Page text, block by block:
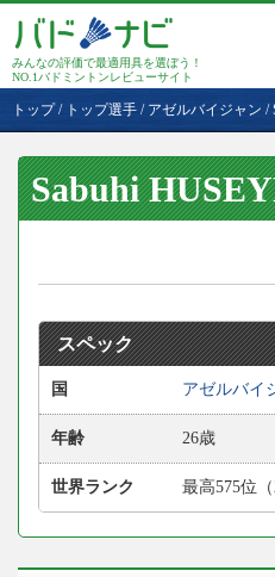
みんなの評価で最適用具を選ぼう！
NO.1バドミントンレビューサイト
トップ/ トップ選手 / アゼルバイジャン /
Sabuhi
スペック
国 アゼルバイ
年齢 26歳
世界ランク 最高575位（